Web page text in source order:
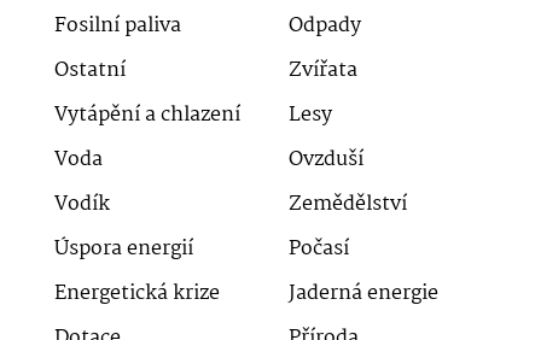
Fosilní paliva
Odpady
Ostatní
Zvířata
Vytápění a chlazení
Lesy
Voda
Ovzduší
Vodík
Zemědělství
Úspora energií
Počasí
Energetická krize
Jaderná energie